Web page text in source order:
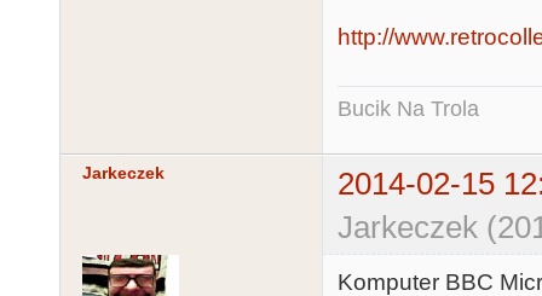
http://
Bucik Na Trola
Jarkeczek
2014-02-15
Jarkeczek
Komputer BBC